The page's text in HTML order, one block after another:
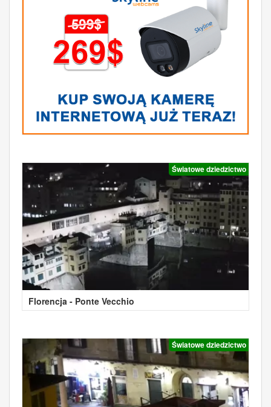
Światowe dziedzictwo
Florencja - Ponte Vecchio
Światowe dziedzictwo